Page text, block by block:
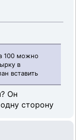
100 можно
в
вставить
Он
сторону